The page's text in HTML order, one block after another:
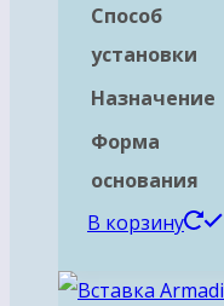
Способ
установки
Назначение
Форма
основания
В корзину